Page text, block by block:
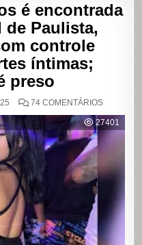
é encontrada
de Paulista,
controle
íntimas;
preso
74 COMENTÁRIOSEM
DE
20
ANOS
EM
MOTEL
COM
REMOTO
PARTES
27401